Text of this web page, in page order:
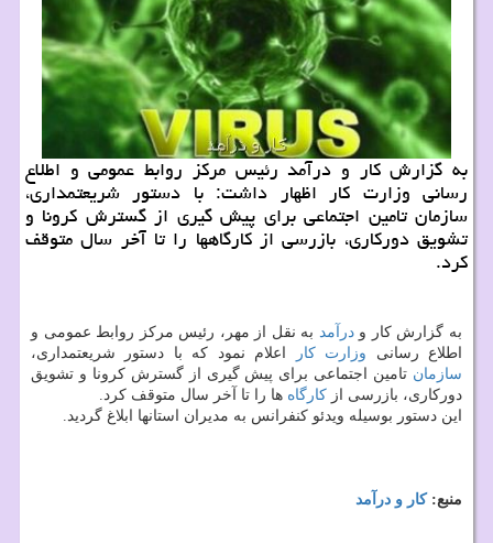
به گزارش كار و درآمد رئیس مركز روابط عمومی و اطلاع
رسانی وزارت كار اظهار داشت: با دستور شریعتمداری،
سازمان تامین اجتماعی برای پیش گیری از گسترش كرونا و
تشویق دوركاری، بازرسی از كارگاهها را تا آخر سال متوقف
كرد.
به گزارش كار ودرآمد به نقل از مهر، رئیس مركز روابط عمومی و
اطلاع رسانی وزارت كار
اعلام نمود كه با دستور شریعتمداری،
سازمان تامین اجتماعی برای پیش گیری از گسترش كرونا و تشویق
دوركاری، بازرسی از كارگاه ها را تا آخر سال متوقف كرد.
این دستور بوسیله ویدئو كنفرانس به مدیران استانها ابلاغ گردید.
منبع:كار و درآمد